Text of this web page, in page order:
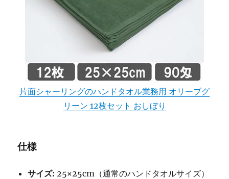
片面シャーリングのハンドタオル業務用 オリーブグ
リーン 12枚セット おしぼり
仕様
サイズ: 25×25cm（通常のハンドタオルサイズ）